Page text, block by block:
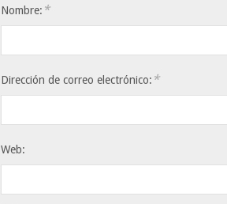
Nombre: *
Dirección de correo electrónico: *
Web: